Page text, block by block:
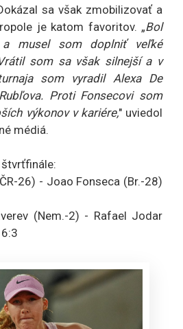
sa však zmobilizovať a
je katom favoritov. „Bol
a musel som doplniť veľké
som sa však silnejší a v
som vyradil Alexa De
Proti Fonsecovi som
výkonov v kariére," uviedol
médiá.
26) - Joao Fonseca (Br.-28)
(Nem.-2) - Rafael Jodar